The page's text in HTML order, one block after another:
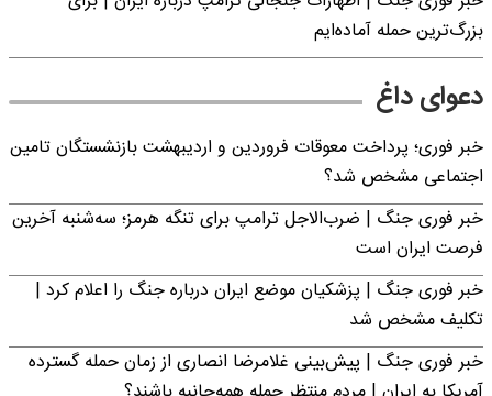
بزرگ‌ترین حمله آماده‌ایم
دعوای داغ
خبر فوری؛ پرداخت معوقات فروردین و اردیبهشت بازنشستگان تامین
اجتماعی مشخص شد؟
خبر فوری جنگ | ضرب‌الاجل ترامپ برای تنگه هرمز؛ سه‌شنبه آخرین
فرصت ایران است
خبر فوری جنگ | پزشکیان موضع ایران درباره جنگ را اعلام کرد |
تکلیف مشخص شد
خبر فوری جنگ | پیش‌بینی غلامرضا انصاری از زمان حمله گسترده